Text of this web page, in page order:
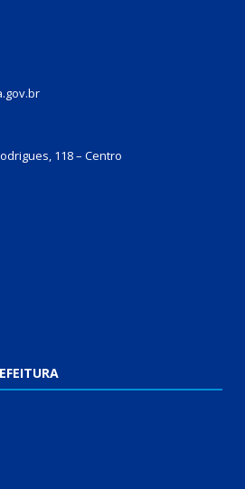
118 – Centro